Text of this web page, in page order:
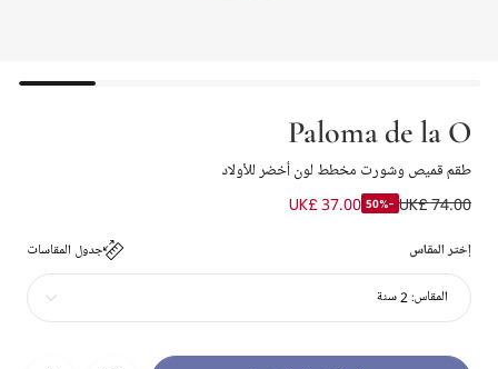
Paloma de la O
طقم قميص وشورت مخطط لون أخضر للأولاد
UK£ 74.00
-50%
UK£ 37.00
إختر المقاس جدول المقاسات
المقاس:2 سنة